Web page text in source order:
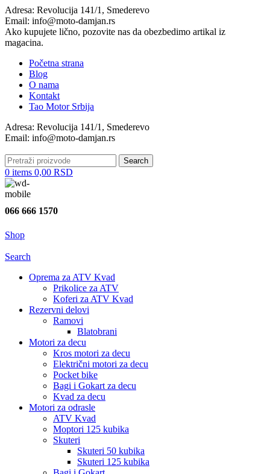
Adresa: Revolucija 141/1, Smederevo
Email: info@moto-damjan.rs
Ako kupujete lično, pozovite nas da obezbedimo artikal iz
magacina.
Početna strana
Blog
O nama
Kontakt
Tao Motor Srbija
Adresa: Revolucija 141/1, Smederevo
Email: info@moto-damjan.rs
Search
0 items 0,00 RSD
066 666 1570
Shop
Search
Oprema za ATV Kvad
Prikolice za ATV
Koferi za ATV Kvad
Rezervni delovi
Ramovi
Blatobrani
Motori za decu
Kros motori za decu
Električni motori za decu
Pocket bike
Bagi i Gokart za decu
Kvad za decu
Motori za odrasle
ATV Kvad
Moptori 125 kubika
Skuteri
Skuteri 50 kubika
Skuteri 125 kubika